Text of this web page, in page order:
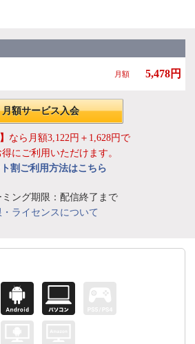
月額 5,478円
月額サービス入会
なら月額3,122円＋1,628円で
にご利用いただけます。
割ご利用方法はこちら
ミング期限：配信終了まで
ライセンスについて